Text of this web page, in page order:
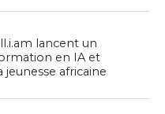
lancent un
en IA et
africaine